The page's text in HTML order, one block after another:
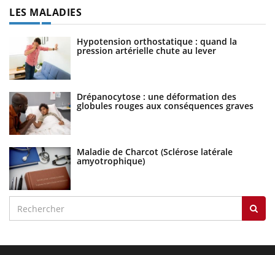
LES MALADIES
Hypotension orthostatique : quand la
pression artérielle chute au lever
Drépanocytose : une déformation des
globules rouges aux conséquences graves
Maladie de Charcot (Sclérose latérale
amyotrophique)